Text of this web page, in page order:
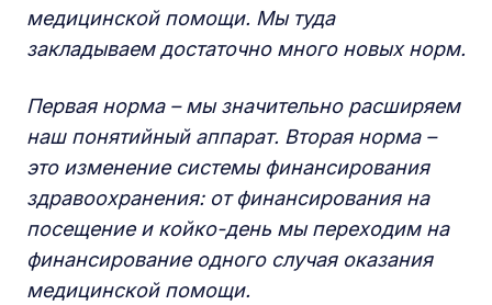
медицинской помощи. Мы туда
закладываем достаточно много новых норм.
Первая норма – мы значительно расширяем
наш понятийный аппарат. Вторая норма –
это изменение системы финансирования
здравоохранения: от финансирования на
посещение и койко-день мы переходим на
финансирование одного случая оказания
медицинской помощи.